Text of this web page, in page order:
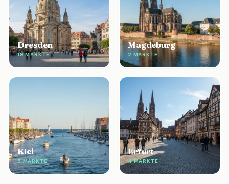
Dresden
19 MÄRKTE
Magdeburg
2 MÄRKTE
Kiel
5 MÄRKTE
Erfurt
4 MÄRKTE